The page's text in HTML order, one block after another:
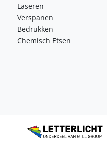
Laseren
Verspanen
Bedrukken
Chemisch Etsen